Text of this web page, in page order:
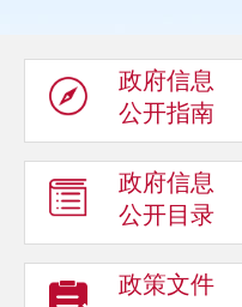
政府信息
公开指南
政府信息
公开目录
政策文件